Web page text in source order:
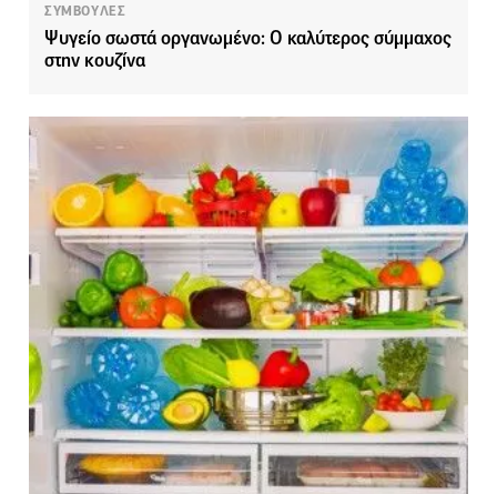
ΣΥΜΒΟΥΛΕΣ
Ψυγείο σωστά οργανωμένο: Ο καλύτερος σύμμαχος
στην κουζίνα